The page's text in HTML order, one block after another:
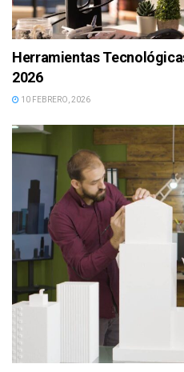
Herramientas
2026
10 FEBRERO, 2026